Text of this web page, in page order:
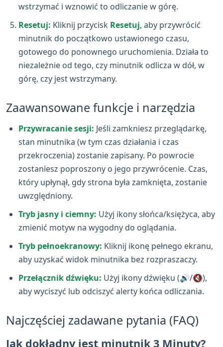
wstrzymać i wznowić to odliczanie w górę.
Resetuj: Kliknij przycisk Resetuj, aby przywrócić
minutnik do początkowo ustawionego czasu,
gotowego do ponownego uruchomienia. Działa to
niezależnie od tego, czy minutnik odlicza w dół, w
górę, czy jest wstrzymany.
Zaawansowane funkcje i narzędzia
Przywracanie sesji: Jeśli zamkniesz przeglądarkę,
stan minutnika (w tym czas działania i czas
przekroczenia) zostanie zapisany. Po powrocie
zostaniesz poproszony o jego przywrócenie. Czas,
który upłynął, gdy strona była zamknięta, zostanie
uwzględniony.
Tryb jasny i ciemny: Użyj ikony słońca/księżyca, aby
zmienić motyw na wygodny do oglądania.
Tryb pełnoekranowy: Kliknij ikonę pełnego ekranu,
aby uzyskać widok minutnika bez rozpraszaczy.
Przełącznik dźwięku: Użyj ikony dźwięku (🔊/🔇),
aby wyciszyć lub odciszyć alerty końca odliczania.
Najczęściej zadawane pytania (FAQ)
Jak dokładny jest minutnik 3 Minuty?